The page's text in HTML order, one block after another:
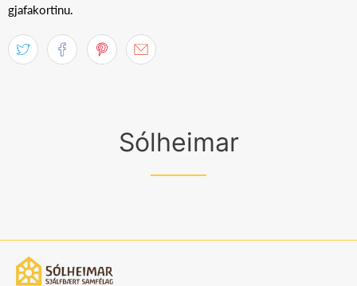
gjafakortinu.
Sólheimar